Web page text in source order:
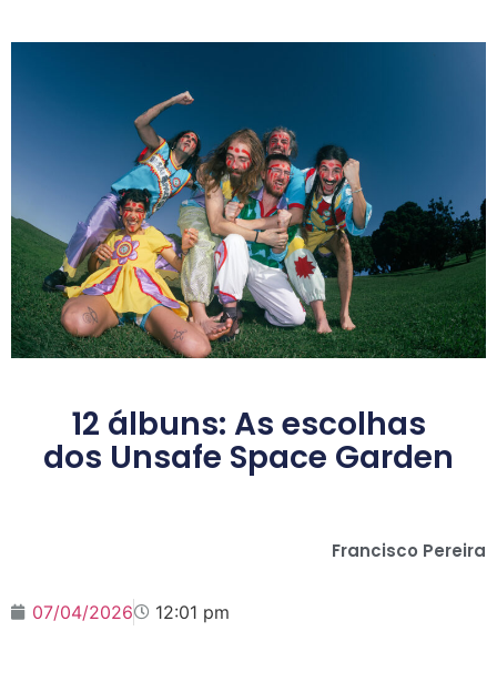
12 álbuns: As escolhas
dos Unsafe Space Garden
Francisco Pereira
07/04/2026 12:01 pm